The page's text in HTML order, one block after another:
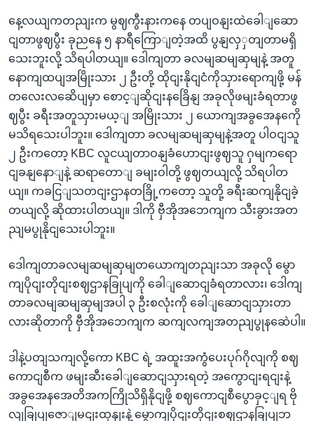
နေ့လယျကတညျးက မွဈကွီးနားကနေ တပျဝနျးထဲခေါျဆော
ငျတာဖွဈပွီး ခုညနေ ၅ နာရီကြောျတဲ့အထိ ပွနျလှှတျတာမရှိ
သေးဘူးလို့ သိရပါတယျ။ ဒေါကျတာ ခလမျဆမျဆှမျနဲ့ အတူ
နောကျထပျအမြိုးသား ၂ ဦးတို့ ထိုငျးနိုငျငံကိုသှားရောကျဖို့ မန်
တလေးလဆေိပျမှာ စောင့ျဆိုငျးနခြေိနျ အခုလိုဖမျးခံရတာဖွ
ဈပွီး ခရီးအတူသှားမယ့ျ အမြိုးသား ၂ ယောကျအခွအေနကေို
မသိရသေးပါဘူး။ ဒေါကျတာ ခလမျဆမျဆှမျနဲ့အတူ ပါဝငျသူ
၂ ဦးကတော့ KBC လူငယျတာဝနျခံ‌ဟောငျးဖွဈသူ ဂှမျကရော
ငျခနျနောျနဲ့ ဆရာတောျ ခမျးဝါတို့ ဖွဈတယျလို့ သိရပါတ
ယျ။ ကခငြျသတငျးဌာနတခြို့ကတော့ သူတို့ ခရီးဆကျနိုငျခဲ့
တယျလို့ ဆိုထားပါတယျ။ ဒါကို ဗှီအိုအဘေကျက သီးခွားအတ
ညျမပွုနိုငျသေးပါဘူး။
ဒေါကျတာခလမျဆမျဆှမျတယောကျတညျးသာ အခုလို မွော
ကျပိုငျးတိုငျးစဈဌာနခြုပျကို ခေါျဆောငျခံရတာလား၊ ဒေါကျ
တာခလမျဆမျဆှမျအပါ ၃ ဦးစလုံးကို ခေါျဆောငျသှားတာ
လားဆိုတာကို ဗှီအိုအဘေကျက ဆကျလကျအတညျပွုနဆေဲပါ။
ဒါနဲ့ပတျသကျလို့ကော KBC ရဲ့ အထူးအကွံပေးပုဂ်ဂိုလျကို စဈ
ကောငျစီက ဖမျးဆီးခေါျဆောငျသှားရတဲ့ အကွောငျးရငျးနဲ့
အခွအေနအေတိအကကြိုသိရှိနိုငျဖို့ စဈကောငျစီပွောခှင့ျရ ဗို
လျခြုပျဇောျမငျးထှနျးနဲ့ မွောကျပိုငျးတိုငျးစဈဌာနခြုပျဘ